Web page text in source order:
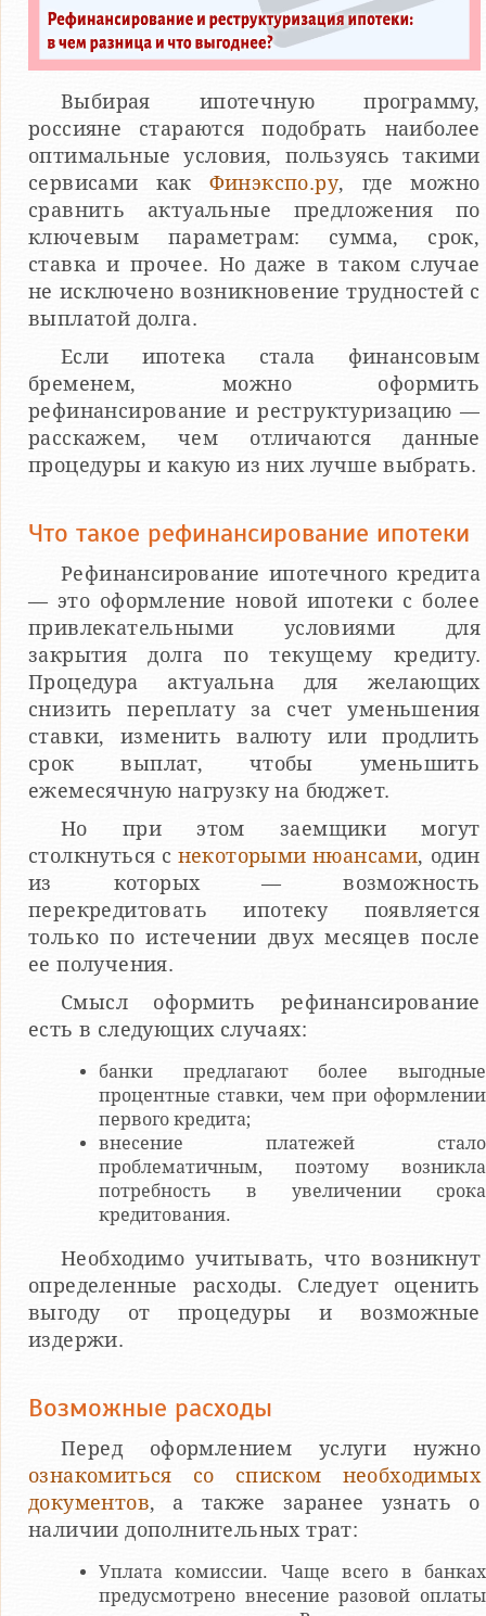
Выбирая ипотечную программу,
россияне стараются подобрать наиболее
оптимальные условия, пользуясь такими
сервисами как Финэкспо.ру, где можно
сравнить актуальные предложения по
ключевым параметрам: сумма, срок,
ставка и прочее. Но даже в таком случае
не исключено возникновение трудностей с
выплатой долга.
Если ипотека стала финансовым
бременем, можно оформить
рефинансирование и реструктуризацию —
расскажем, чем отличаются данные
процедуры и какую из них лучше выбрать.
Что такое рефинансирование ипотеки
Рефинансирование ипотечного кредита
— это оформление новой ипотеки с более
привлекательными условиями для
закрытия долга по текущему кредиту.
Процедура актуальна для желающих
снизить переплату за счет уменьшения
ставки, изменить валюту или продлить
срок выплат, чтобы уменьшить
ежемесячную нагрузку на бюджет.
Но при этом заемщики могут
столкнуться с некоторыми нюансами, один
из которых — возможность
перекредитовать ипотеку появляется
только по истечении двух месяцев после
ее получения.
Смысл оформить рефинансирование
есть в следующих случаях:
банки предлагают более выгодные
процентные ставки, чем при оформлении
первого кредита;
внесение платежей стало
проблематичным, поэтому возникла
потребность в увеличении срока
кредитования.
Необходимо учитывать, что возникнут
определенные расходы. Следует оценить
выгоду от процедуры и возможные
издержи.
Возможные расходы
Перед оформлением услуги нужно
ознакомиться со списком необходимых
документов, а также заранее узнать о
наличии дополнительных трат:
Уплата комиссии. Чаще всего в банках
предусмотрено внесение разовой оплаты